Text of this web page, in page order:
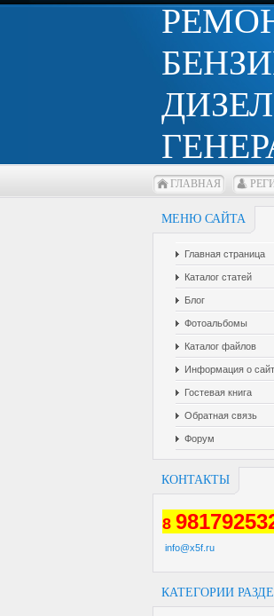
ГЛАВНАЯ
МЕНЮ САЙТА
Главная страница
Каталог статей
Блог
Фотоальбомы
Каталог файлов
Информация о
Гостевая книга
Обратная связь
Форум
КОНТАКТЫ
8
info@x5f.ru
КАТЕГОРИИ